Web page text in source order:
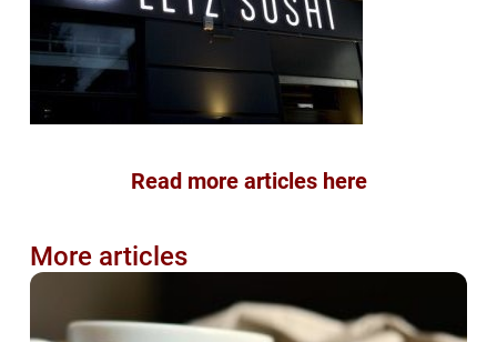
Read more articles here
More articles